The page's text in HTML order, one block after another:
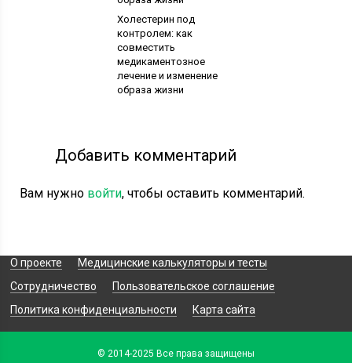
Холестерин под
контролем: как
совместить
медикаментозное
лечение и изменение
образа жизни
Добавить комментарий
Вам нужно войти, чтобы оставить комментарий.
О проекте
Медицинские калькуляторы и тесты
Сотрудничество
Пользовательское соглашение
Политика конфиденциальности
Карта сайта
© 2014-2025 Все права защищены